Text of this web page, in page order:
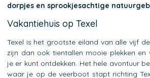
dorpjes en sprookjesachtige
Vakantiehuis op Texel
Texel is het grootste eiland van alle vijf
zijn dan ook tientallen mooie plekken en
je er kunt ontdekken. Het hele avontuur
waar je op de veerboot stapt richting